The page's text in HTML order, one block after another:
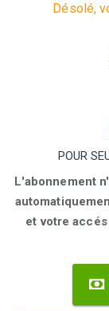
Désolé,
POUR
L'abonnement
et votre